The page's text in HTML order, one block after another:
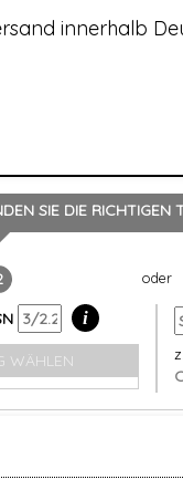
innerhalb
SIE DIE RICHTIGEN
i
WÄHLEN